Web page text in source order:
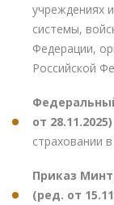
учреждениях
системы,
Федерации,
Российской
от 28.11.2025)
страховании
Приказ
(ред. от